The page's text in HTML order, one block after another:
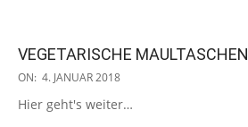
VEGETARISCHE MAULTASCHEN
2018-
04
ON: 4. JANUAR 2018
Hier geht's weiter…